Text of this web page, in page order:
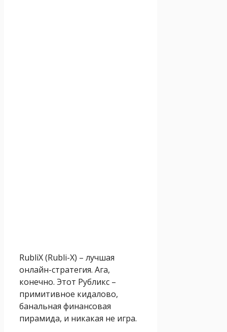
RubliX (Rubli-X) – лучшая
онлайн-стратегия. Ага,
конечно. Этот Рубликс –
примитивное кидалово,
банальная финансовая
пирамида, и никакая не игра.